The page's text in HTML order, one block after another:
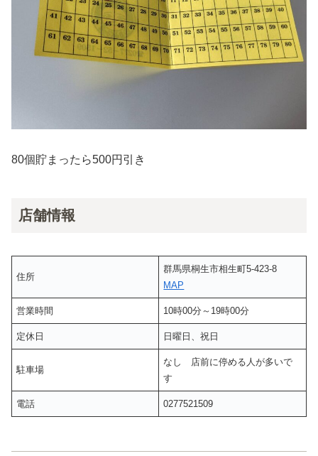
80個貯まったら500円引き
店舗情報
住所
群馬県桐生市相生町5-423-8
MAP
営業時間 10時00分～19時00分
定休日 日曜日、祝日
駐車場
なし 店前に停める人が多いで
す
電話 0277521509